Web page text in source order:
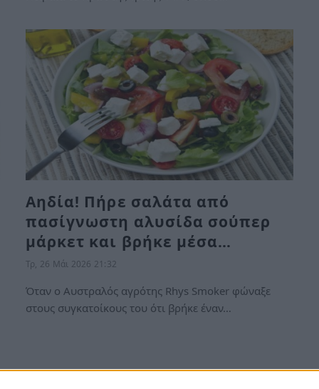
Αηδία! Πήρε σαλάτα από
πασίγνωστη αλυσίδα σούπερ
μάρκετ και βρήκε μέσα…
Τρ, 26 Μάι 2026 21:32
Όταν ο Αυστραλός αγρότης Rhys Smoker φώναξε
στους συγκατοίκους του ότι βρήκε έναν…